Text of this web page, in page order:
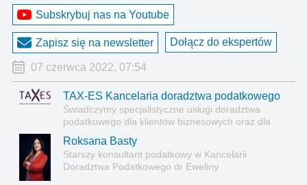
Subskrybuj nas na Youtube
Zapisz się na newsletter Dołącz do ekspertów
07 czerwca 2022, 07:54
TAX-ES Kancelaria doradztwa podatkowego
Świadczymy specjalistyczne usługi doradztwa
podatkowego dla klientów biznesowych oraz dla
Roksana Basty
Starszy konsultant podatkowy w Kancelarii
Doradztwa Podatkowego dr Eweliny